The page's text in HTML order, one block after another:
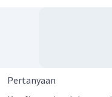
Pertanyaan